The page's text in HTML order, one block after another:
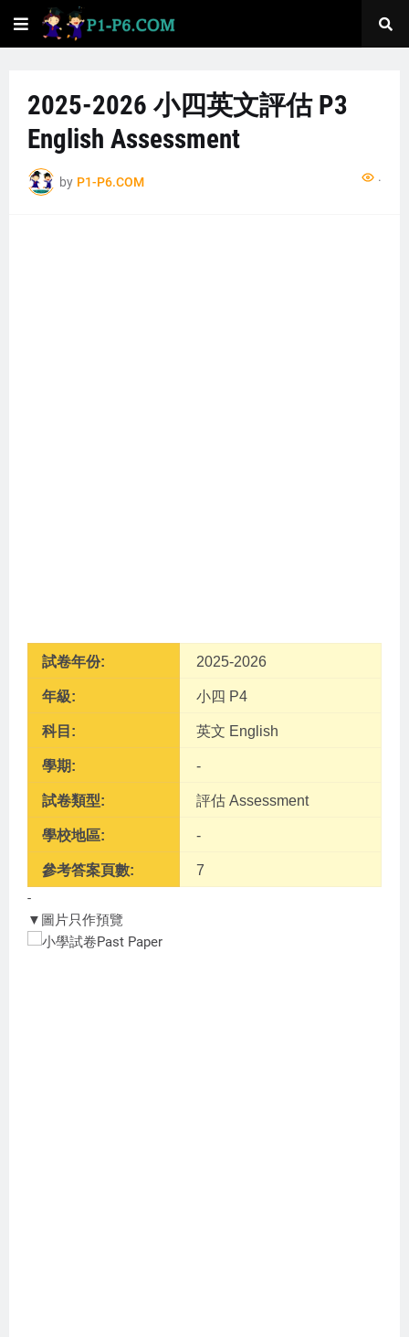
2025-2026 小四英文評估 P3
English Assessment
by P1-P6.COM ...
試卷年份: 2025-2026
年級: 小四 P4
科目: 英文 English
學期: -
試卷類型: 評估 Assessment
學校地區: -
參考答案頁數: 7
-
▼圖片只作預覽